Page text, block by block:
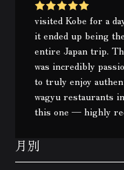
visited Kobe for a
it ended up being
entire Japan trip.
was incredibly
to truly enjoy
wagyu restaurants
this one — highly
月別